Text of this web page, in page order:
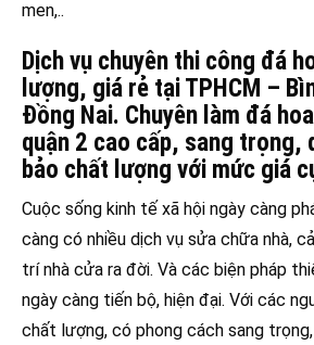
men,..
Dịch vụ chuyên thi công đá
lượng, giá rẻ tại TPHCM –
Đồng Nai. Chuyên làm đá
quận 2 cao cấp, sang trọng,
bảo chất lượng với mức giá
Cuộc sống kinh tế xã hội ngày càng
càng có nhiều dịch vụ sửa chữa nhà,
trí nhà cửa ra đời. Và các biện pháp
ngày càng tiến bộ, hiện đại. Với các
chất lượng, có phong cách sang